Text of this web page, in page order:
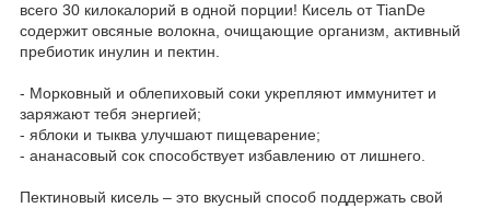
всего 30 килокалорий в одной порции! Кисель от TianDe
содержит овсяные волокна, очищающие организм, активный
пребиотик инулин и пектин.
- Морковный и облепиховый соки укрепляют иммунитет и
заряжают тебя энергией;
- яблоки и тыква улучшают пищеварение;
- ананасовый сок способствует избавлению от лишнего.
Пектиновый кисель – это вкусный способ поддержать свой